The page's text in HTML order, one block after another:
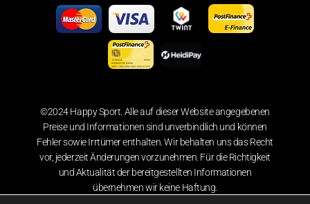
©2024 Happy Sport. Alle auf dieser Website angegebenen
Preise und Informationen sind unverbindlich und können
Fehler sowie Irrtümer enthalten. Wir behalten uns das Recht
vor, jederzeit Änderungen vorzunehmen. Für die Richtigkeit
und Aktualität der bereitgestellten Informationen
übernehmen wir keine Haftung.